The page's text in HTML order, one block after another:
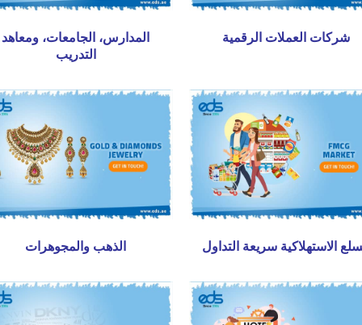
شركات العملات الرقمية
المدارس، الجامعات، ومعاهد
التدريب
الاستهلاكية سريعة التداول الذهب والمجوهرات